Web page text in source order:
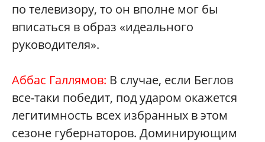
по телевизору, то он вполне мог бы
вписаться в образ «идеального
руководителя».
Аббас Галлямов: В случае, если Беглов
все-таки победит, под ударом окажется
легитимность всех избранных в этом
сезоне губернаторов. Доминирующим